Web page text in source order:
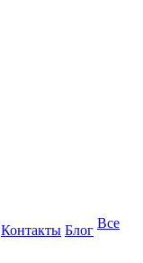
Контакты Блог Все